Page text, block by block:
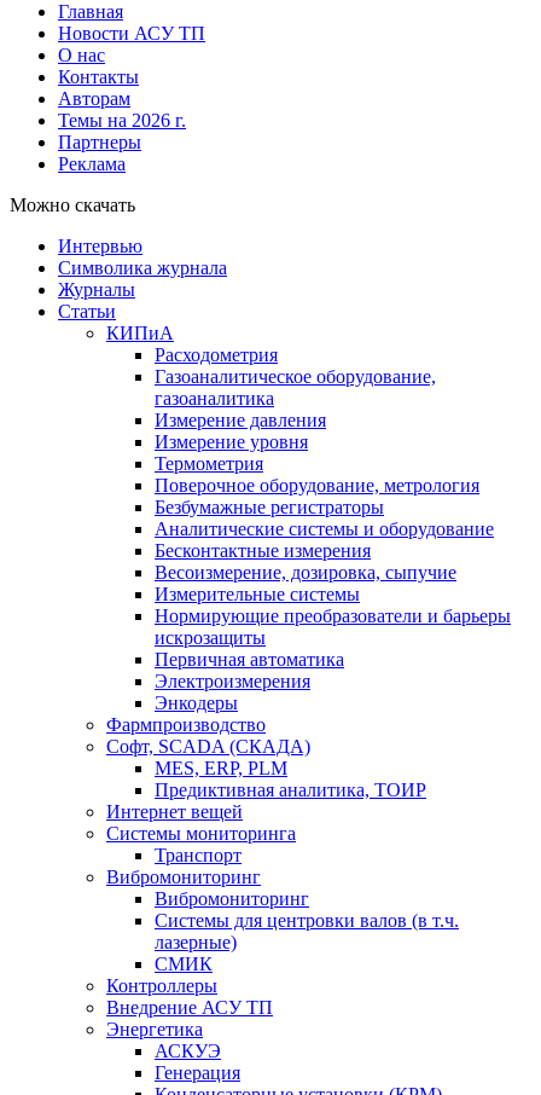
Главная
Новости АСУ ТП
О нас
Контакты
Авторам
Темы на 2026 г.
Партнеры
Реклама
Можно скачать
Интервью
Символика журнала
Журналы
Статьи
КИПиА
Расходометрия
Газоаналитическое оборудование,
газоаналитика
Измерение давления
Измерение уровня
Термометрия
Поверочное оборудование, метрология
Безбумажные регистраторы
Аналитические системы и оборудование
Бесконтактные измерения
Весоизмерение, дозировка, сыпучие
Измерительные системы
Нормирующие преобразователи и барьеры
искрозащиты
Первичная автоматика
Электроизмерения
Энкодеры
Фармпроизводство
Софт, SCADA (СКАДА)
MES, ERP, PLM
Предиктивная аналитика, ТОИР
Интернет вещей
Системы мониторинга
Транспорт
Вибромониторинг
Вибромониторинг
Системы для центровки валов (в т.ч.
лазерные)
СМИК
Контроллеры
Внедрение АСУ ТП
Энергетика
АСКУЭ
Генерация